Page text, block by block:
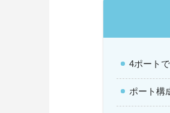
4ポート
ポート構